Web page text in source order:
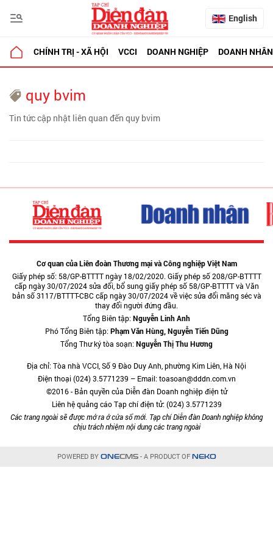
English
CHÍNH TRỊ - XÃ HỘI VCCI DOANH NGHIỆP DOANH NHÂN
quy bvim
Tin tức cập nhật liên quan đến quy bvim
Cơ quan của Liên đoàn Thương mại và Công nghiệp Việt Nam
Giấy phép số: 58/GP-BTTTT ngày 18/02/2020. Giấy phép số 208/GP-BTTTT
cấp ngày 30/07/2024 sửa đổi, bổ sung giấy phép số 58/GP-BTTTT và Văn
bản số 3117/BTTTT-CBC cấp ngày 30/07/2024 về việc sửa đổi măng séc và
thay đổi người đứng đầu.
Tổng Biên tập:Nguyễn Linh Anh
Phó Tổng Biên tập:Phạm Văn Hùng, Nguyễn Tiến Dũng
Tổng Thư ký tòa soạn:Nguyễn Thị Thu Hương
Địa chỉ: Tòa nhà VCCI, Số 9 Đào Duy Anh, phường Kim Liên, Hà Nội
Điện thoại (024) 3.5771239 – Email: toasoan@dddn.com.vn
©2016 - Bản quyền của Diễn đàn Doanh nghiệp điện tử
Liên hệ quảng cáo Tạp chí điện tử: (024) 3.5771239
Các trang ngoài sẽ được mở ra ở cửa sổ mới. Tạp chí Diễn đàn Doanh nghiệp không
chịu trách nhiệm nội dung các trang ngoài
POWERED BY ONECMS- A PRODUCT OF NEKO